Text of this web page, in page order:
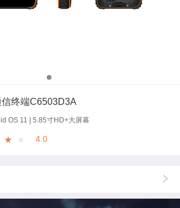
终端C6503D3A
OS 11 | 5.85寸HD+大屏幕
★ 4.0